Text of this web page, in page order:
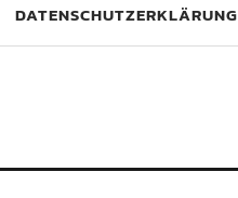
DATENSCHUTZERKLÄRUNG